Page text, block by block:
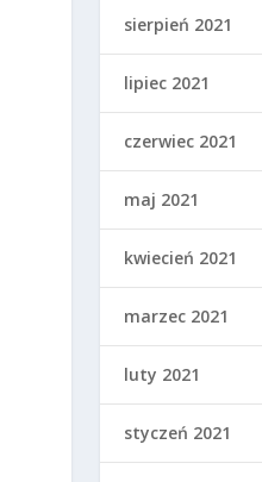
sierpień 2021
lipiec 2021
czerwiec 2021
maj 2021
kwiecień 2021
marzec 2021
luty 2021
styczeń 2021